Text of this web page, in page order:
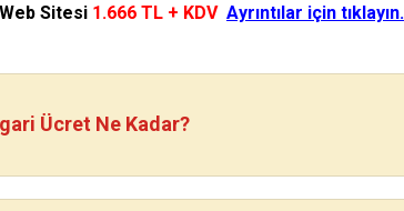
Sitesi 1.666 TL + KDV Ayrıntılar için tıklayın.
Ücret Ne Kadar?